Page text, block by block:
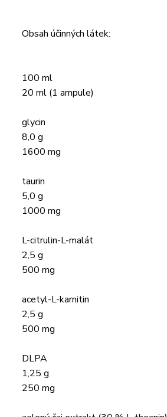
Obsah účinných látek:
100 ml
20 ml (1 ampule)
glycin
8,0 g
1600 mg
taurin
5,0 g
1000 mg
L-citrulin-L-malát
2,5 g
500 mg
acetyl-L-karnitin
2,5 g
500 mg
DLPA
1,25 g
250 mg